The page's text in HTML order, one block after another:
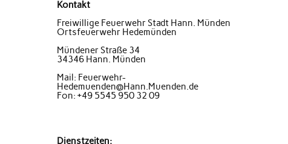
Kontakt
Freiwillige Feuerwehr Stadt Hann. Münden
Ortsfeuerwehr Hedemünden
Mündener Straße 34
34346 Hann. Münden
Mail: Feuerwehr-
Hedemuenden@Hann.Muenden.de
Fon: +49 5545 950 32 09
Dienstzeiten: